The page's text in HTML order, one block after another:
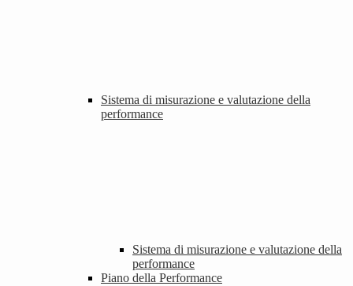
Sistema di misurazione e valutazione della
performance
Sistema di misurazione e valutazione della
performance
Piano della Performance